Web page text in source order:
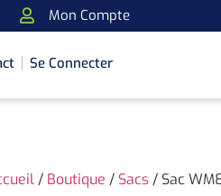
Mon Compte
Se Connecter
/ Boutique / Sacs/ Sac